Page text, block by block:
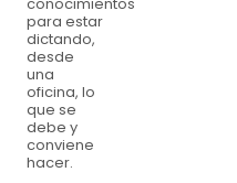
conocimientos
para estar
dictando,
desde
una
oficina, lo
que se
debe y
conviene
hacer.